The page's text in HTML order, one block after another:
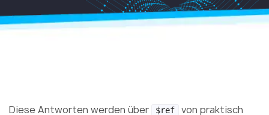
Diese Antworten werden über $ref von praktisch